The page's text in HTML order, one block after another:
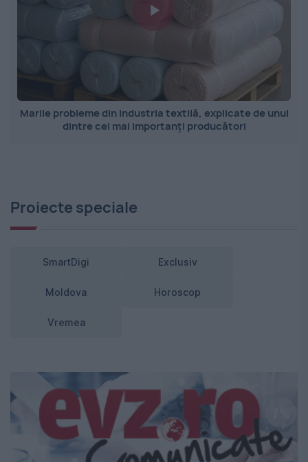
Marile probleme din industria textilă, explicate de unul
dintre cei mai importanți producători
Proiecte speciale
SmartDigi Exclusiv
Moldova Horoscop
Vremea